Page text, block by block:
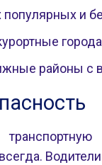
и
районы с